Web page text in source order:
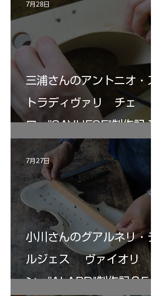
三浦さんのアントニオ・ス
トラディヴァリ チェ
ロ ”SAVUESE"制作記１2
7月28日
小川さんのグアルネリ・デ
ルジェス ヴァイオリ
ン ”ALARD"制作記３5
7月27日